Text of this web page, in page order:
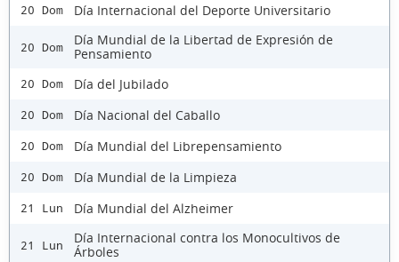
20 Dom Día Internacional del Deporte Universitario
20 Dom
Día Mundial de la Libertad de Expresión de
Pensamiento
20 Dom Día del Jubilado
20 Dom Día Nacional del Caballo
20 Dom Día Mundial del Librepensamiento
20 Dom Día Mundial de la Limpieza
21 Lun Día Mundial del Alzheimer
21 Lun
Día Internacional contra los Monocultivos de
Árboles